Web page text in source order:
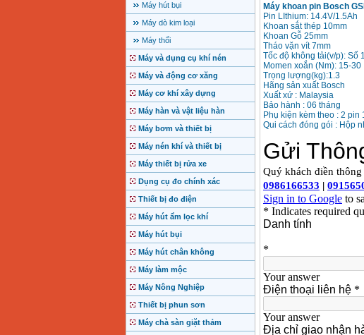
Máy hút bụi
Máy dò kim loại
Máy thổi
Máy và dụng cụ khí nén
Máy và động cơ xăng
Máy cơ khí xây dựng
Máy hàn và vật liệu hàn
Máy bơm và thiết bị
Máy nén khí và thiết bị
Máy thiết bị rửa xe
Dụng cụ đo chính xác
Thiết bị đo điện
Máy hút ẩm lọc khí
Máy hút bụi
Máy hút chân không
Máy làm mộc
Máy Nông Nghiệp
Thiết bị phun sơn
Máy chà sàn giặt thảm
Máy khoan pin Bosch
Pin LIthium: 14.4V/1.5Ah
Khoan sắt thép 10mm
Khoan Gỗ 25mm
Tháo vặn vít 7mm
Tốc độ không tải(v/p): Số
Momen xoắn (Nm): 15-30
Trọng lượng(kg):1.3
Hãng sản xuất Bosch
Xuất xứ : Malaysia
Bảo hành : 06 tháng
Phụ kiện kèm theo : 2 pin
Qui cách đóng gói : Hộp